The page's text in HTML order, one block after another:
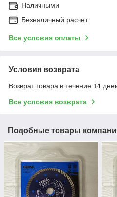
Наличными
Безналичный расчет
Все условия оплаты
Условия возврата
Возврат товара в течение 14
Все условия возврата
Подобные товары